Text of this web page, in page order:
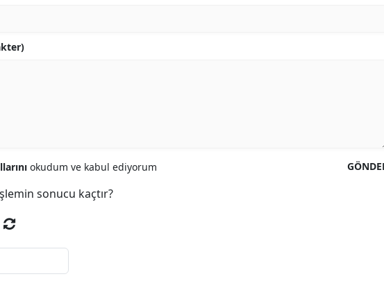
okudum ve kabul ediyorum
sonucu kaçtır?